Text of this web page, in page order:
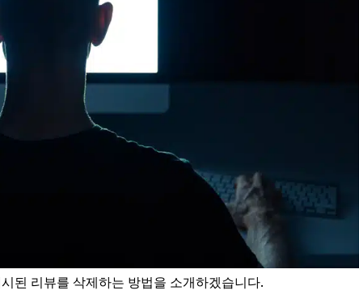
된 리뷰를 삭제하는 방법을 소개하겠습니다.